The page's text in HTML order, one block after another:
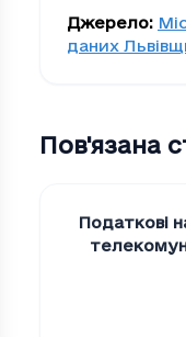
Джерело:
даних
Пов'язана
Податкові